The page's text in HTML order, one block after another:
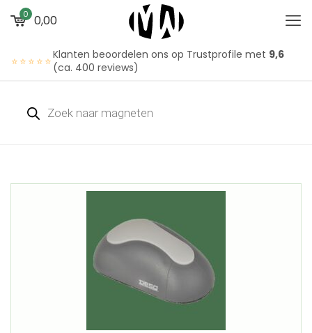
0 0,00
⭐⭐⭐⭐⭐Klanten beoordelen ons op Trustprofile met 9,6
(ca. 400 reviews)